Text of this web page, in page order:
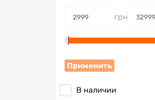
грн
Применить
В наличии